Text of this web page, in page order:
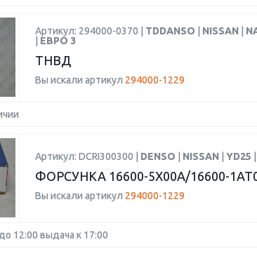
Артикул: 294000-0370 | TDDANSO NISSAN
ЕВРО 3
ТНВД
Вы искали артикул 294000-1229
Артикул: DCRI300300 | DENSO NISSAN YD25
ФОРСУНКА 16600-5X00A/16600-
Вы искали артикул 294000-1229
12:00 выдача к 17:00